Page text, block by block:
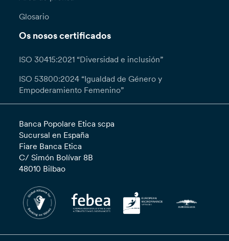
Glosario
Os nosos certificados
ISO 30415:2021 “Diversidad e inclusión”
ISO 53800:2024 “Igualdad de Género y
Empoderamiento Femenino”
Banca Popolare Etica scpa
Sucursal en España
Fiare Banca Etica
C/ Simón Bolívar 8B
48010 Bilbao